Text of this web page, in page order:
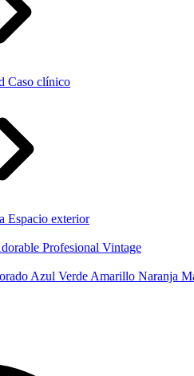
Caso clínico
Espacio exterior
Profesional Vintage
Azul Verde Amarillo Naranja